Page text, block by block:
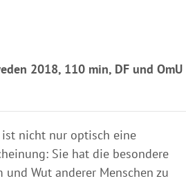
2018, 110 min, DF und OmU
nicht nur optisch eine
Sie hat die besondere
und Wut anderer Menschen zu